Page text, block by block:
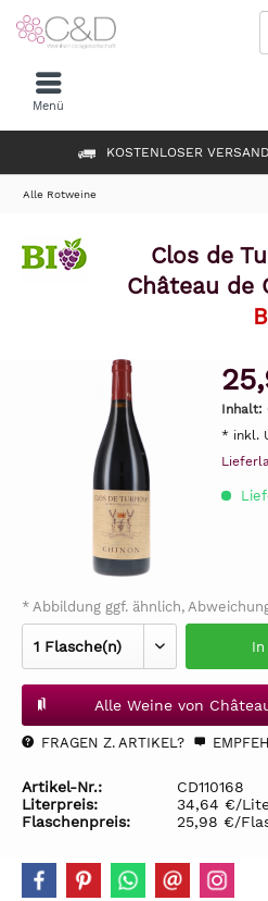
KOSTENLOSER
Menü
Alle Rotweine
Clos de
Château de
Inhalt:
* inkl.
* Abbildung ggf. ähnlich,
In
Alle Weine von
FRAGEN Z. ARTIKEL?
Artikel-Nr.:
CD110168
Literpreis:
34,64 €/
Flaschenpreis:
25,98 €/